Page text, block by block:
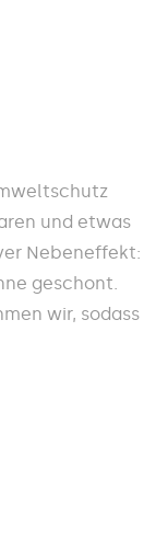
und etwas
Nebeneffekt:
geschont.
wir, sodass